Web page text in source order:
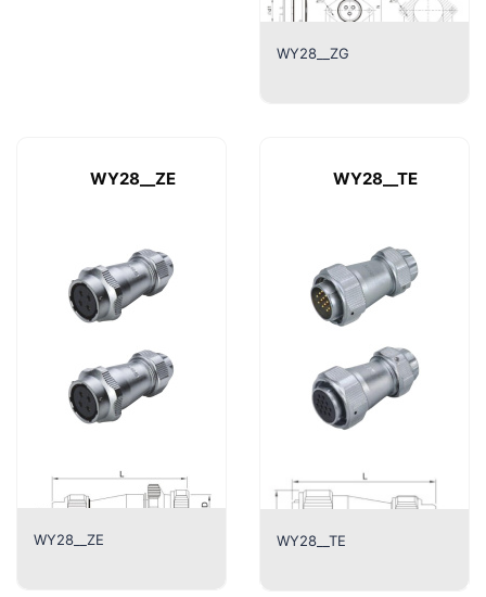
WY28__ZG
WY28__ZE
WY28__ZE
WY28__TE
WY28__TE